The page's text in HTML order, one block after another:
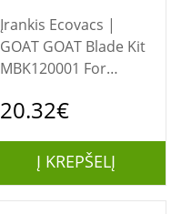
Įrankis Ecovacs |
GOAT GOAT Blade Kit
MBK120001 For
Robotic Lawnmower,
20.32€
Į KREPŠELĮ